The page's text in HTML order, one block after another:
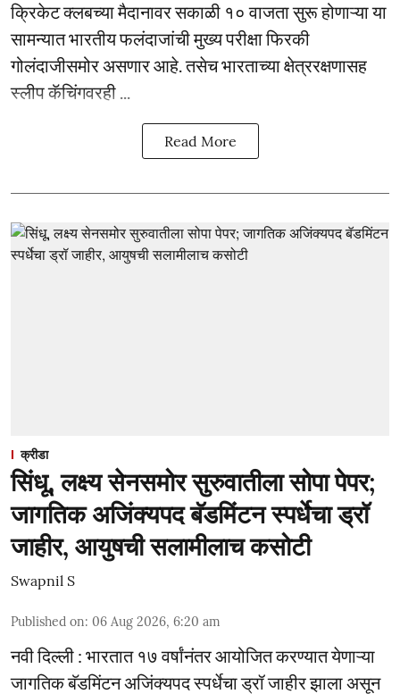
क्रिकेट क्लबच्या मैदानावर सकाळी १० वाजता सुरू होणाऱ्या या
सामन्यात भारतीय फलंदाजांची मुख्य परीक्षा फिरकी
गोलंदाजीसमोर असणार आहे. तसेच भारताच्या क्षेत्ररक्षणासह
स्लीप कॅचिंगवरही ...
Read More
क्रीडा
सिंधू, लक्ष्य सेनसमोर सुरुवातीला सोपा पेपर;
जागतिक अजिंक्यपद बॅडमिंटन स्पर्धेचा ड्रॉ
जाहीर, आयुषची सलामीलाच कसोटी
Swapnil S
Published on: 06 Aug 2026, 6:20 am
नवी दिल्ली : भारतात १७ वर्षांनंतर आयोजित करण्यात येणाऱ्या
जागतिक बॅडमिंटन अजिंक्यपद स्पर्धेचा ड्रॉ जाहीर झाला असून